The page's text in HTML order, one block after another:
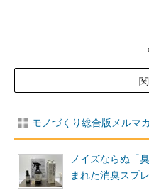
モノづくり総合版メルマ
ノイズならぬ「
まれた消臭スプ